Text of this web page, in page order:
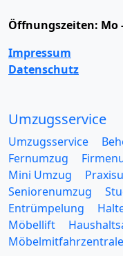
Öffnungszeiten: Mo
Impressum
Datenschutz
Umzugsservice
Umzugsservice
Fernumzug
Mini Umzug
Seniorenumzug
Entrümpelung
Möbellift
Möbelmitfahrzentrale